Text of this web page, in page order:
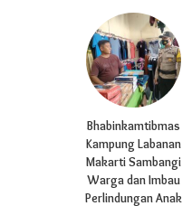
Bhabinkamtibmas
Kampung Labanan
Makarti Sambangi
Warga dan Imbau
Perlindungan Anak